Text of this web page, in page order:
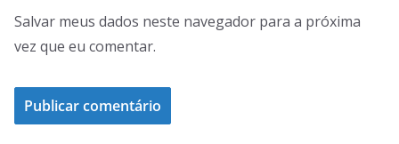
Salvar meus dados neste navegador para a próxima
vez que eu comentar.